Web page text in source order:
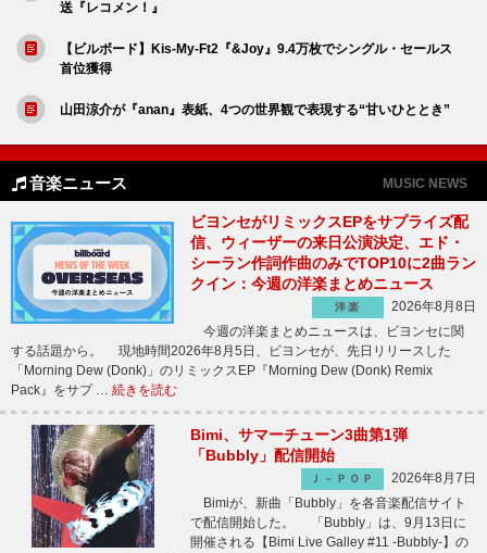
送『レコメン！』
【ビルボード】Kis-My-Ft2『&Joy』9.4万枚でシングル・セールス
首位獲得
山田涼介が『anan』表紙、4つの世界観で表現する“甘いひととき”
音楽ニュース MUSIC NEWS
ビヨンセがリミックスEPをサプライズ配
信、ウィーザーの来日公演決定、エド・
シーラン作詞作曲のみでTOP10に2曲ラン
クイン：今週の洋楽まとめニュース
洋楽
2026年8月8日
今週の洋楽まとめニュースは、ビヨンセに関
する話題から。 現地時間2026年8月5日、ビヨンセが、先日リリースした
「Morning Dew (Donk)」のリミックスEP『Morning Dew (Donk) Remix
Pack』をサプ … 続きを読む
Bimi、サマーチューン3曲第1弾
「Bubbly」配信開始
Ｊ－ＰＯＰ
2026年8月7日
Bimiが、新曲「Bubbly」を各音楽配信サイト
で配信開始した。 「Bubbly」は、9月13日に
開催される【Bimi Live Galley #11 -Bubbly-】の